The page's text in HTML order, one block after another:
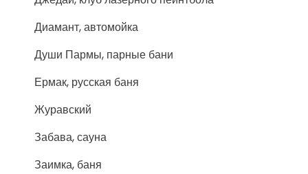
Диамант, автомойка
Души Пармы, парные бани
Ермак, русская баня
Журавский
Забава, сауна
Заимка, баня